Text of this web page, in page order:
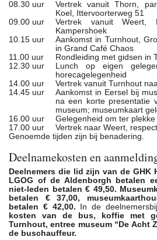
08.30 uur
Vertrek vanuit Thorn,
Koel, Ittervoorterweg 51
09.00 uur
Vertrek vanuit Weert,
Kampershoek
10.15 uur
Aankomst in Turnhout,
in Grand Café Chaos
11.00 uur
Rondleiding met gidsen in
12.30 uur
Lunch op eigen
horecagelegenheid
14.00 uur
Vertrek vanuit Turnhout
14.45 uur
Aankomst in Eersel bij
na een korte presentatie
museum; museumkaart
16.00 uur
Gelegenheid om ter
17.00 uur
Vertrek naar Weert,
Genoemde tijden zijn bij benadering.
Deelnamekosten en
Deelnemers die lid zijn van de GHK
LGOG of de Aldenborgh betalen
niet-leden betalen € 49,50.
betalen € 37,00,
betalen € 42,00. In de
kosten van de bus, koffie met
Turnhout, entree museum “De Acht
de buschauffeur.